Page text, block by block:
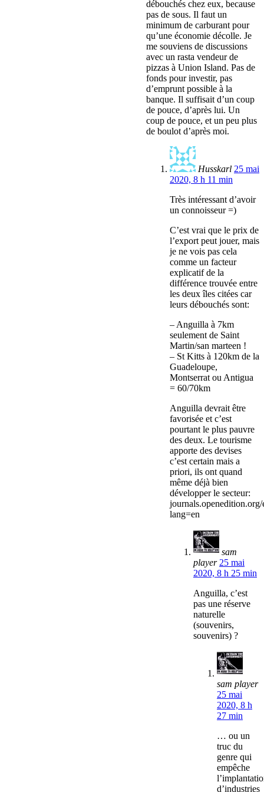
débouchés chez eux, because
pas de sous. Il faut un
minimum de carburant pour
qu’une économie décolle. Je
me souviens de discussions
avec un rasta vendeur de
pizzas à Union Island. Pas de
fonds pour investir, pas
d’emprunt possible à la
banque. Il suffisait d’un coup
de pouce, d’après lui. Un
coup de pouce, et un peu plus
de boulot d’après moi.
Husskarl 25 mai
2020, 8 h 11 min
Très intéressant d’avoir
un connoisseur =)
C’est vrai que le prix de
l’export peut jouer, mais
je ne vois pas cela
comme un facteur
explicatif de la
différence trouvée entre
les deux îles citées car
leurs débouchés sont:
– Anguilla à 7km
seulement de Saint
Martin/san marteen !
– St Kitts à 120km de la
Guadeloupe,
Montserrat ou Antigua
= 60/70km
Anguilla devrait être
favorisée et c’est
pourtant le plus pauvre
des deux. Le tourisme
apporte des devises
c’est certain mais a
priori, ils ont quand
même déjà bien
développer le secteur:
journals.openedition.org/
lang=en
sam
player 25 mai
2020, 8 h 25 min
Anguilla, c’est
pas une réserve
naturelle
(souvenirs,
souvenirs) ?
sam player
25 mai
2020, 8 h
27 min
… ou un
truc du
genre qui
empêche
d’industries